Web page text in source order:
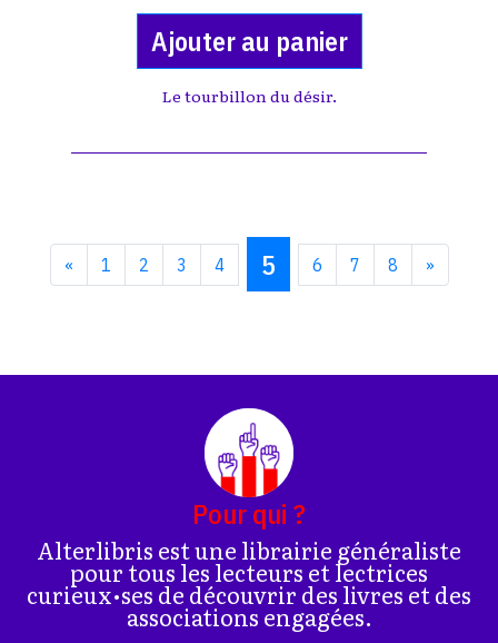
Ajouter au panier
Le tourbillon du désir.
« 1 2 3 4 5 6 7 8 »
Pour qui ?
Alterlibris est une librairie généraliste
pour tous les lecteurs et lectrices
curieux•ses de découvrir des livres et des
associations engagées.